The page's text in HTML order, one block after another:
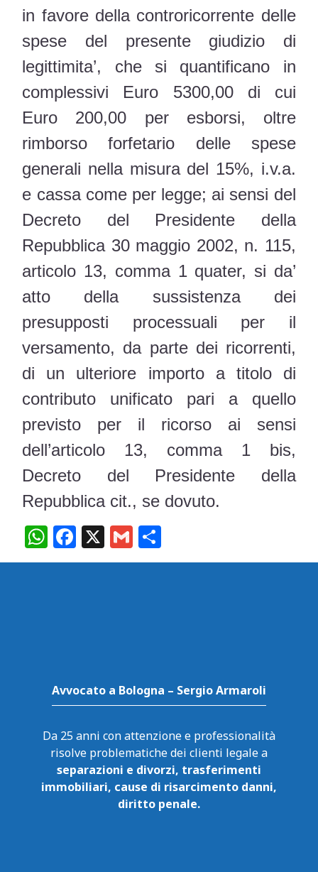
in favore della controricorrente delle
spese del presente giudizio di
legittimita’, che si quantificano in
complessivi Euro 5300,00 di cui
Euro 200,00 per esborsi, oltre
rimborso forfetario delle spese
generali nella misura del 15%, i.v.a.
e cassa come per legge; ai sensi del
Decreto del Presidente della
Repubblica 30 maggio 2002, n. 115,
articolo 13, comma 1 quater, si da’
atto della sussistenza dei
presupposti processuali per il
versamento, da parte dei ricorrenti,
di un ulteriore importo a titolo di
contributo unificato pari a quello
previsto per il ricorso ai sensi
dell’articolo 13, comma 1 bis,
Decreto del Presidente della
Repubblica cit., se dovuto.
W
h
F
a
k
X G
m o
Avvocato a Bologna – Sergio Armaroli
Da 25 anni con attenzione e professionalità
separazioni e divorzi, trasferimenti
immobiliari, cause di risarcimento danni,
diritto penale.